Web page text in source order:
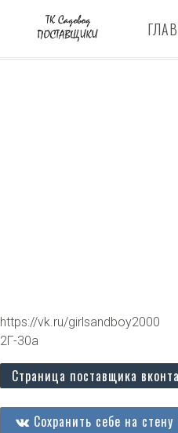
https://vk.ru/girlsandboy2000
2Г-30а
Страница поставщика
Сохранить себе на стену